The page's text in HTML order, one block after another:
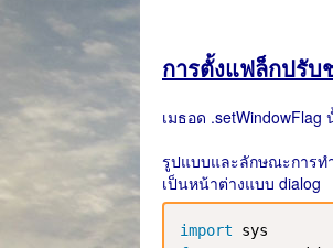
การตั้งแฟล็กปรั
เมธอด
รูปแบบและลักษณะการท
เป็นหน้าต่างแบบ dialog
import